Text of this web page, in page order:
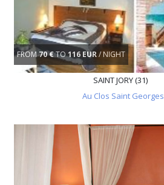
FROM70 €TO116 EUR/ NIGHT
SAINT JORY (31)
Au Clos Saint Georges